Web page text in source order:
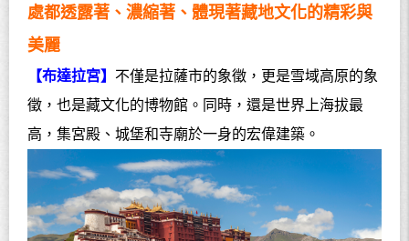
處都透露著、濃縮著、體現著藏地文化的精彩與
美麗
【布達拉宮】 不僅是拉薩市的象徵，更是雪域高原的象
徵，也是藏文化的博物館。同時，還是世界上海拔最
高，集宮殿、城堡和寺廟於一身的宏偉建築。